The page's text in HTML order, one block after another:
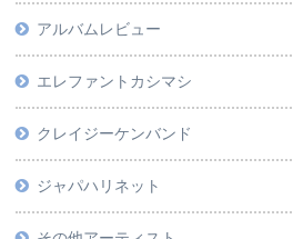
アルバムレビュー
エレファントカシマシ
クレイジーケンバンド
ジャパハリネット